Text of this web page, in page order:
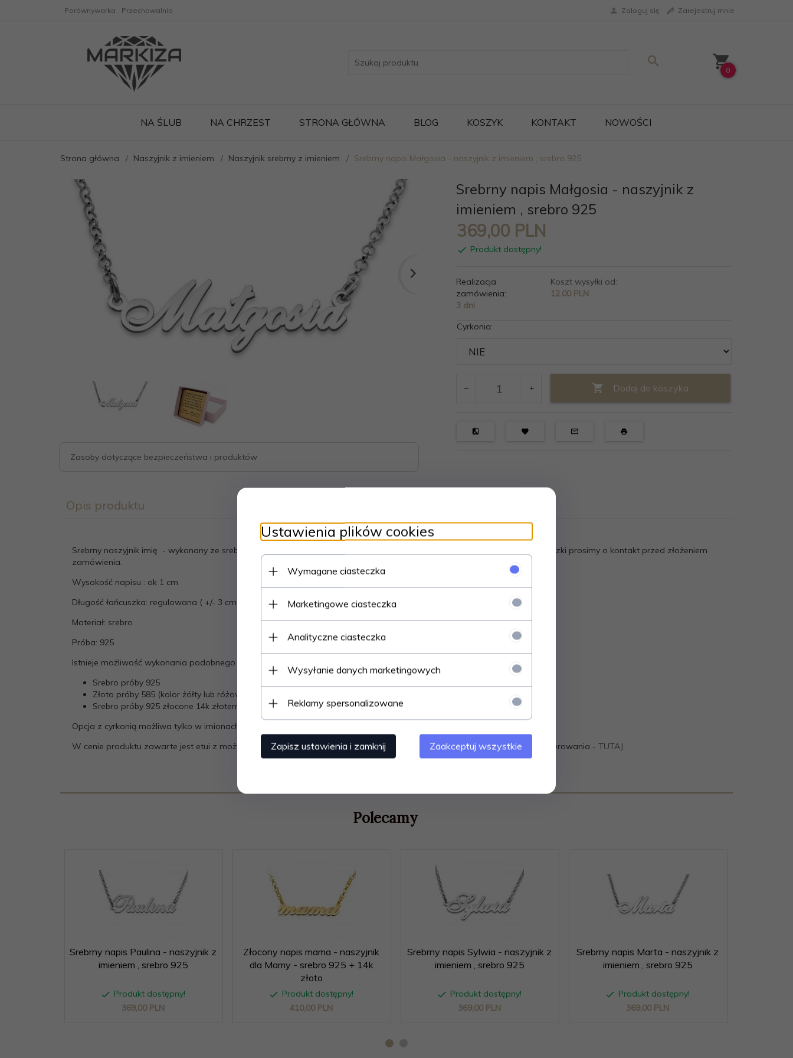
Porównywarka Przechowalnia Zaloguj się Zarejestruj mnie
0
NA ŚLUB NA CHRZEST STRONA GŁÓWNA BLOG KOSZYK KONTAKT NOWOŚCI
Strona główna Naszyjnik z imieniem Naszyjnik srebrny z imieniem Srebrny napis Małgosia - naszyjnik z imieniem , srebro 925
Zasoby dotyczące bezpieczeństwa i produktów
Srebrny napis Małgosia - naszyjnik z
imieniem , srebro 925
369,00 PLN
Produkt dostępny!
Realizacja
zamówienia:
3 dni
Koszt wysyłki od:
12.00 PLN
Cyrkonia:
Dodaj do koszyka
Opis produktu
Srebrny naszyjnik imię - wykonany ze srebra próby 925. W celu zamówienia innej długości łańcuszka bądź wielkości zawieszki prosimy o kontakt przed złożeniem
zamówienia.
Wysokość napisu : ok 1 cm
Długość łańcuszka: regulowana ( +/- 3 cm ) 45 cm
Materiał: srebro
Próba: 925
Istnieje możliwość wykonania podobnego produktu w poniższych wariantach:
Srebro próby 925
Złoto próby 585 (kolor żółty lub różowy - zawieszka bez łańcuszka)
Srebro próby 925 złocone 14k złotem
Opcja z cyrkonią możliwa tylko w imionach / napisach w których występuje literka "i"
W cenie produktu zawarte jest etui z możliwością dołączenia dowolnej dedykacji - również w cenie. Więcej odnośnie grawerowania - TUTAJ
Polecamy
Srebrny napis Paulina - naszyjnik z
imieniem , srebro 925
Produkt dostępny!
369,00 PLN
Złocony napis mama - naszyjnik
dla Mamy - srebro 925 + 14k
złoto
Produkt dostępny!
410,00 PLN
Srebrny napis Sylwia - naszyjnik z
imieniem , srebro 925
Produkt dostępny!
369,00 PLN
Srebrny napis Marta - naszyjnik z
imieniem , srebro 925
Produkt dostępny!
369,00 PLN
Ustawienia plików cookies
Wymagane ciasteczka
Marketingowe ciasteczka
Analityczne ciasteczka
Wysyłanie danych marketingowych
Reklamy spersonalizowane
Zapisz ustawienia i zamknij Zaakceptuj wszystkie